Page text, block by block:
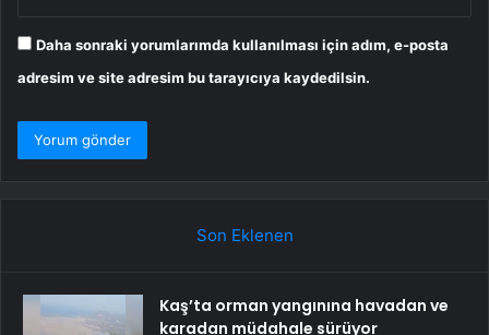
Daha sonraki yorumlarımda kullanılması için adım, e-posta
adresim ve site adresim bu tarayıcıya kaydedilsin.
Son Eklenen
Kaş’ta orman yangınına havadan ve
karadan müdahale sürüyor